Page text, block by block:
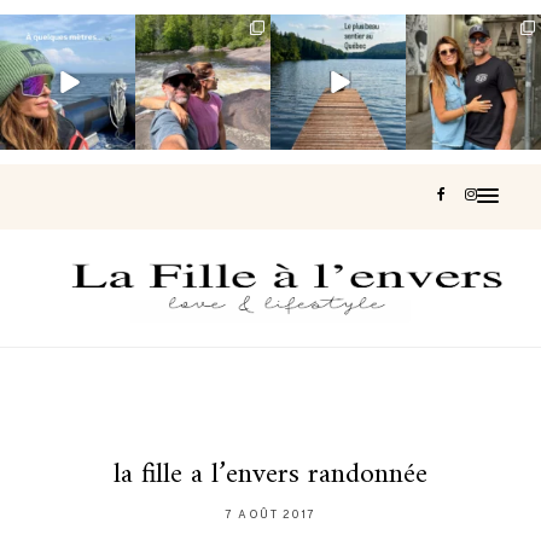
Voir une baleine
en photo, c’est
impressionnant
🐋...
Les Laurentides,
le Québec
version nature.
...
Et si je te disais
qu’il existe un
sentier où tu...
127 37
Montréal, une
très belle
surprise 🇨🇦
450
la fille a l’envers randonnée
7 AOÛT 2017